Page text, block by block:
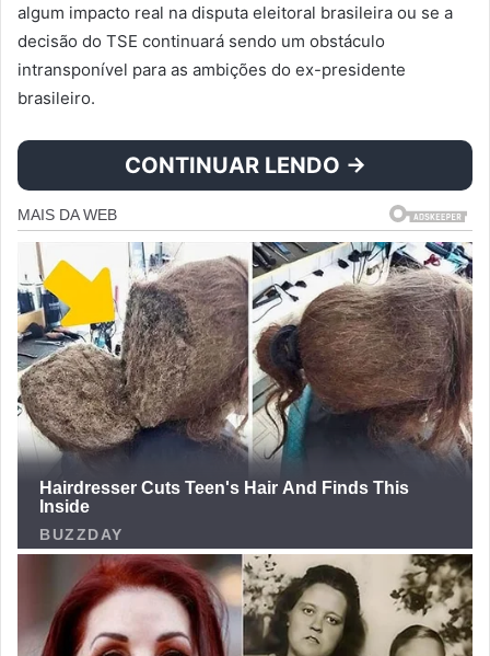
algum impacto real na disputa eleitoral brasileira ou se a
decisão do TSE continuará sendo um obstáculo
intransponível para as ambições do ex-presidente
brasileiro.
CONTINUAR LENDO →